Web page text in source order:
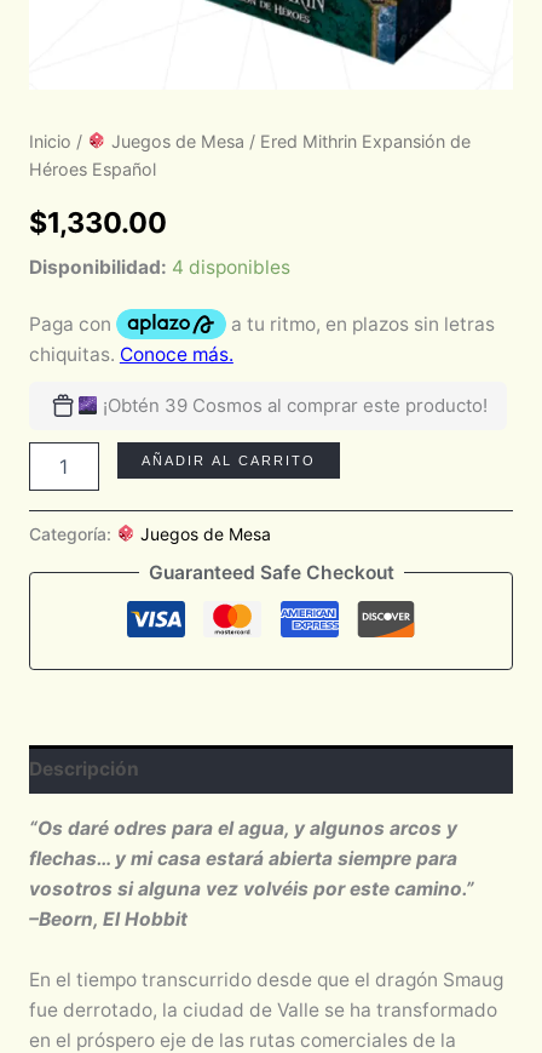
Inicio / Juegos de Mesa / Ered Mithrin Expansión de
Héroes Español
$1,330.00
Disponibilidad: 4 disponibles
¡Obtén 39 Cosmos al comprar este producto!
AÑADIR AL CARRITO
Categoría: Juegos de Mesa
Guaranteed Safe Checkout
Descripción
“Os daré odres para el agua, y algunos arcos y
flechas… y mi casa estará abierta siempre para
vosotros si alguna vez volvéis por este camino.”
–Beorn, El Hobbit
En el tiempo transcurrido desde que el dragón Smaug
fue derrotado, la ciudad de Valle se ha transformado
en el próspero eje de las rutas comerciales de la